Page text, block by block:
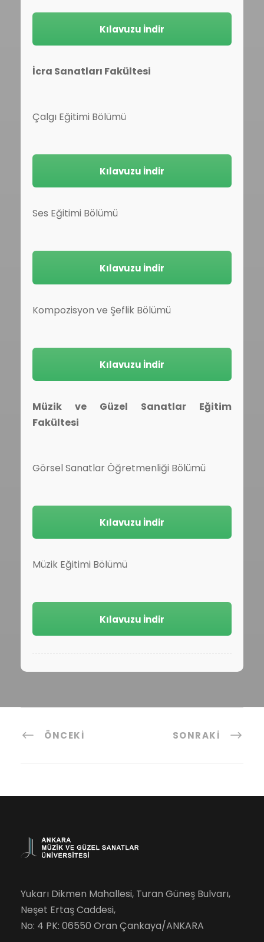
Kılavuzu İndir
İcra Sanatları Fakültesi
Çalgı Eğitimi Bölümü
Kılavuzu İndir
Ses Eğitimi Bölümü
Kılavuzu İndir
Kompozisyon ve Şeflik Bölümü
Kılavuzu İndir
Müzik ve Güzel Sanatlar Eğitim
Fakültesi
Görsel Sanatlar Öğretmenliği Bölümü
Kılavuzu İndir
Müzik Eğitimi Bölümü
Kılavuzu İndir
ÖNCEKI SONRAKI
Yukarı Dikmen Mahallesi, Turan Güneş Bulvarı,
Neşet Ertaş Caddesi,
No: 4 PK: 06550 Oran Çankaya/ANKARA